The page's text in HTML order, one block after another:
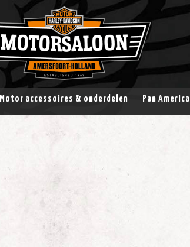
Motor accessoires & onderdelen Pan America